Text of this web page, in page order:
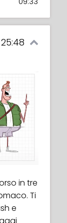
25:48
in tre
Ti
e